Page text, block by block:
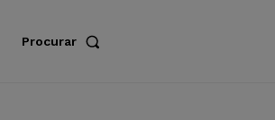
Procurar